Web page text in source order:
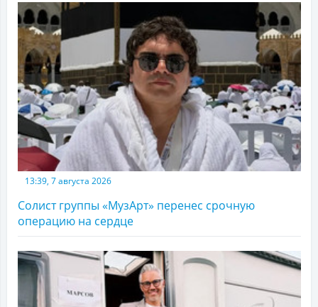
13:39, 7 августа 2026
Солист группы «МузАрт» перенес срочную
операцию на сердце